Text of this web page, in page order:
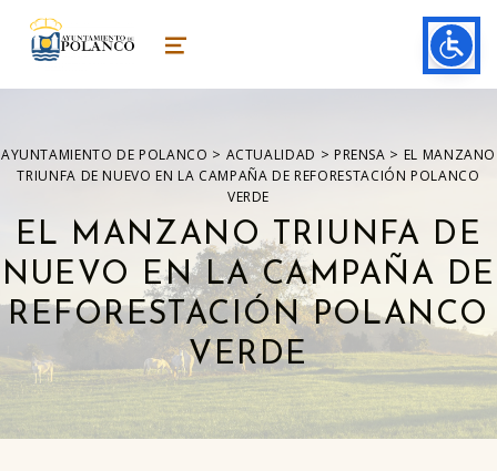
ayuntamiento de polanco
AYUNTAMIENTO DE POLANCO MENU
AYUNTAMIENTO DE POLANCO > ACTUALIDAD > PRENSA > EL MANZANO
TRIUNFA DE NUEVO EN LA CAMPAÑA DE REFORESTACIÓN POLANCO
VERDE
EL MANZANO TRIUNFA DE
NUEVO EN LA CAMPAÑA DE
REFORESTACIÓN POLANCO
VERDE